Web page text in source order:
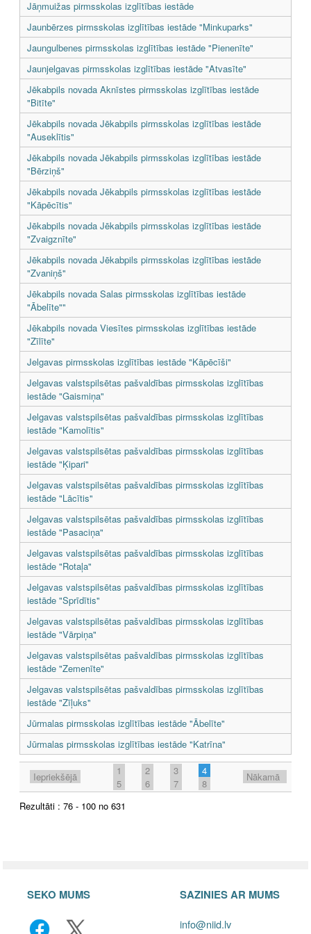
Jāņmuižas pirmsskolas izglītības iestāde
Jaunbērzes pirmsskolas izglītības iestāde "Minkuparks"
Jaungulbenes pirmsskolas izglītības iestāde "Pienenīte"
Jaunjelgavas pirmsskolas izglītības iestāde "Atvasīte"
Jēkabpils novada Aknīstes pirmsskolas izglītības iestāde
"Bitīte"
Jēkabpils novada Jēkabpils pirmsskolas izglītības iestāde
"Auseklītis"
Jēkabpils novada Jēkabpils pirmsskolas izglītības iestāde
"Bērziņš"
Jēkabpils novada Jēkabpils pirmsskolas izglītības iestāde
"Kāpēcītis"
Jēkabpils novada Jēkabpils pirmsskolas izglītības iestāde
"Zvaigznīte"
Jēkabpils novada Jēkabpils pirmsskolas izglītības iestāde
"Zvaniņš"
Jēkabpils novada Salas pirmsskolas izglītības iestāde
"Ābelīte""
Jēkabpils novada Viesītes pirmsskolas izglītības iestāde
"Zīlīte"
Jelgavas pirmsskolas izglītības iestāde "Kāpēcīši"
Jelgavas valstspilsētas pašvaldības pirmsskolas izglītības
iestāde "Gaismiņa"
Jelgavas valstspilsētas pašvaldības pirmsskolas izglītības
iestāde "Kamolītis"
Jelgavas valstspilsētas pašvaldības pirmsskolas izglītības
iestāde "Ķipari"
Jelgavas valstspilsētas pašvaldības pirmsskolas izglītības
iestāde "Lācītis"
Jelgavas valstspilsētas pašvaldības pirmsskolas izglītības
iestāde "Pasaciņa"
Jelgavas valstspilsētas pašvaldības pirmsskolas izglītības
iestāde "Rotaļa"
Jelgavas valstspilsētas pašvaldības pirmsskolas izglītības
iestāde "Sprīdītis"
Jelgavas valstspilsētas pašvaldības pirmsskolas izglītības
iestāde "Vārpiņa"
Jelgavas valstspilsētas pašvaldības pirmsskolas izglītības
iestāde "Zemenīte"
Jelgavas valstspilsētas pašvaldības pirmsskolas izglītības
iestāde "Zīļuks"
Jūrmalas pirmsskolas izglītības iestāde "Ābelīte"
Jūrmalas pirmsskolas izglītības iestāde "Katrīna"
Iepriekšējā 1 2 3
4
5
6 7 8
Nākamā
Rezultāti : 76 - 100 no 631
SEKO MUMS SAZINIES AR MUMS
info@niid.lv